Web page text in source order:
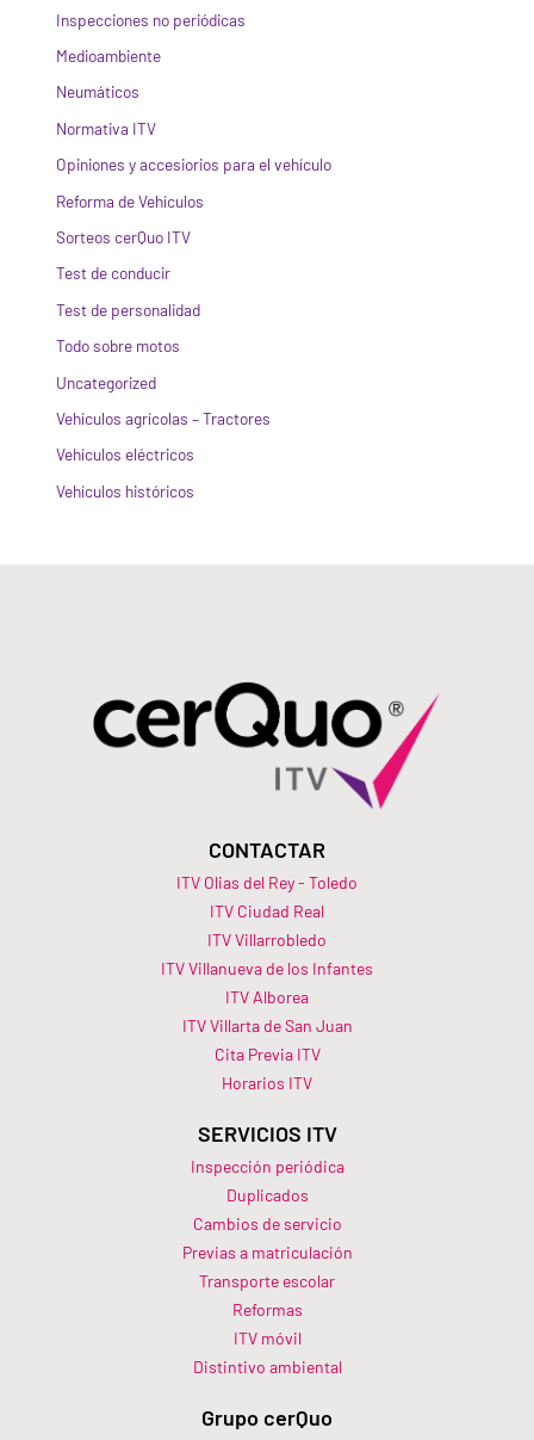
Inspecciones no periódicas
Medioambiente
Neumáticos
Normativa ITV
Opiniones y accesiorios para el vehículo
Reforma de Vehículos
Sorteos cerQuo ITV
Test de conducir
Test de personalidad
Todo sobre motos
Uncategorized
Vehículos agrícolas – Tractores
Vehículos eléctricos
Vehículos históricos
CONTACTAR
ITV Olias del Rey - Toledo
ITV Ciudad Real
ITV Villarrobledo
ITV Villanueva de los Infantes
ITV Alborea
ITV Villarta de San Juan
Cita Previa ITV
Horarios ITV​
SERVICIOS ITV
Inspección periódica
Duplicados
Cambios de servicio
Previas a matriculación
Transporte escolar
Reformas
ITV móvil
Distintivo ambiental
Grupo cerQuo